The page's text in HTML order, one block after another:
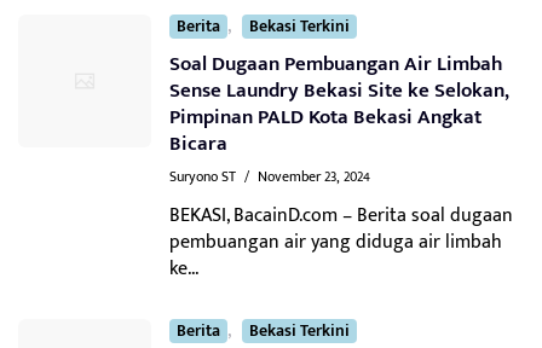
Berita , Bekasi Terkini
Soal Dugaan Pembuangan Air Limbah
Sense Laundry Bekasi Site ke Selokan,
Pimpinan PALD Kota Bekasi Angkat
Bicara
Suryono ST / November 23, 2024
BEKASI, BacainD.com – Berita soal dugaan
pembuangan air yang diduga air limbah
ke...
Berita , Bekasi Terkini